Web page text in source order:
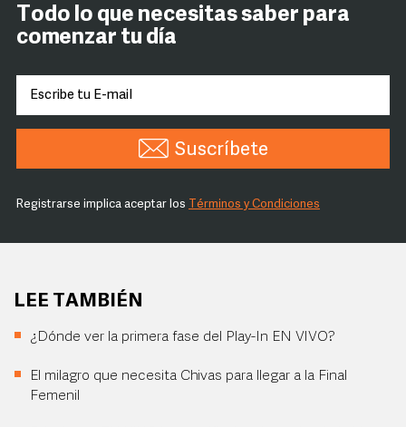
Todo lo que necesitas saber para
comenzar tu día
Suscríbete
Registrarse implica aceptar los Términos y Condiciones
LEE TAMBIÉN
¿Dónde ver la primera fase del Play-In EN VIVO?
El milagro que necesita Chivas para llegar a la Final
Femenil